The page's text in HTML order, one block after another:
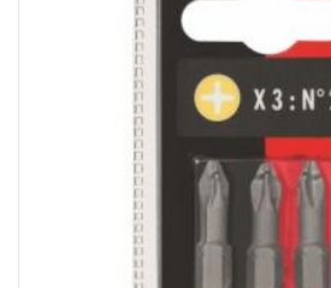
Ilość elementów w zestawie: 3